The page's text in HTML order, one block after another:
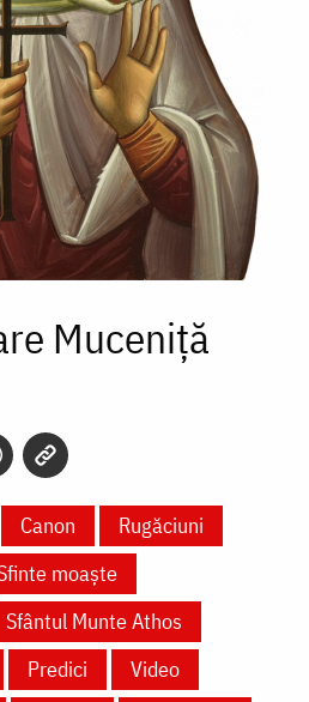
Muceniță
Canon
Rugăciuni
moaște
Sfântul Munte Athos
Predici
Video